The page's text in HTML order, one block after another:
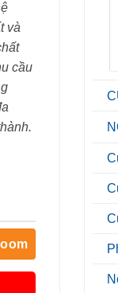
và
cầu